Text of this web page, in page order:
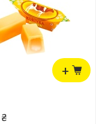
+
₴